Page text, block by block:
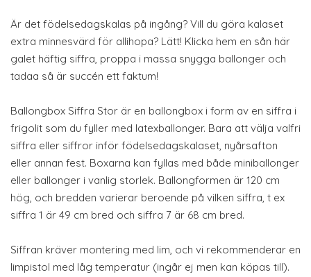
Är det födelsedagskalas på ingång? Vill du göra kalaset
extra minnesvärd för allihopa? Lätt! Klicka hem en sån här
galet häftig siffra, proppa i massa snygga ballonger och
tadaa så är succén ett faktum!
Ballongbox Siffra Stor är en ballongbox i form av en siffra i
frigolit som du fyller med latexballonger. Bara att välja valfri
siffra eller siffror inför födelsedagskalaset, nyårsafton
eller annan fest. Boxarna kan fyllas med både miniballonger
eller ballonger i vanlig storlek. Ballongformen är 120 cm
hög, och bredden varierar beroende på vilken siffra, t ex
siffra 1 är 49 cm bred och siffra 7 är 68 cm bred.
Siffran kräver montering med lim, och vi rekommenderar en
limpistol med låg temperatur (ingår ej men kan köpas till).